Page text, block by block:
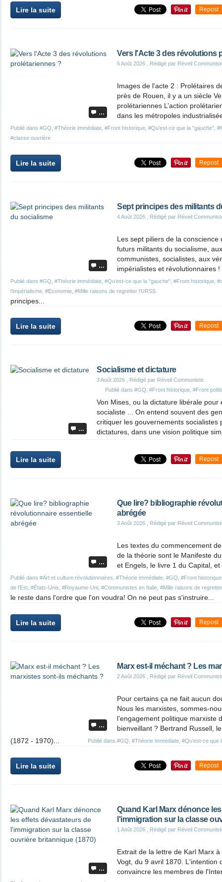
Lire la suite Repost
…
Vers l'Acte 3 des révolutions
5 Août 2026 , Rédigé par Réveil
Publié dans #GQ #Théorie immédiate #Front historique #Qu'est-ce que la "gauche"
#classe ouvrière
Images de l'acte 2 : Prolétaires
près de Rouen, il y a un siècle
prolétariennes L’action
dans les métropoles
Lire la suite Repost
…
Sept principes des militants
4 Août 2026 , Rédigé par Réveil
Publié dans #GQ #Théorie immédiate #Qu'est-ce que la "gauche" #Front historique
l'impérialisme #Economie #Mille raisons de regretter l'URSS
Les sept piliers de la conscience
futurs militants du socialisme,
communistes, socialistes, aux
impérialistes et révolutionnaires
principes...
Lire la suite Repost
…
Socialisme et dictature
3 Août 2026 , Rédigé par Réveil Communiste
Publié dans #GQ #Front historique #Front
Von Mises, ou la dictature libérale pour
socialiste ... On entend souvent des
critiquer les gouvernements socialistes
dictatures, dans une vision politique
Lire la suite Repost
…
Que lire? bibliographie
abrégée
3 Août 2026 , Rédigé par Réveil
Publié dans #Art et culture révolutionnaires #Théorie immédiate #GQ #Front historique
de l'Est #États-Unis #Royaume-Uni #Communistes en Italie #Mille raisons de
Les textes du commencement
de la théorie sont le Manifeste
et Engels, le livre 1 du Capital,
le reste dans l'ordre que l'on voudra! On ne peut pas s'instruire...
Lire la suite Repost
…
Marx est-il méchant ? Les
2 Août 2026 , Rédigé par Réveil
Publié dans #GQ #Théorie immédiate #Qu'est-ce que
Pour certains ça ne fait aucun
Nous les marxistes, sommes-
l’engagement politique marxiste
bienveillant ? Bertrand Russell,
(1872 - 1970)...
Lire la suite Repost
…
Quand Karl Marx dénonce
l'immigration sur la classe
1 Août 2026 , Rédigé par Réveil
Extrait de la lettre de Karl Marx
Vogt, du 9 avril 1870. L'intention
convaincre les membres de